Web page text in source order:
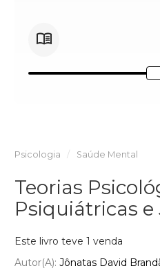
Psicologia Saúde Mental
Teorias
Psiquiátricas e
Este livro teve 1 venda
Autor(a): Jônatas David